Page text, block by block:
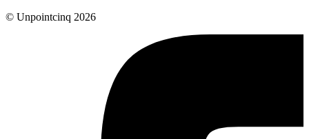
© Unpointcinq 2026